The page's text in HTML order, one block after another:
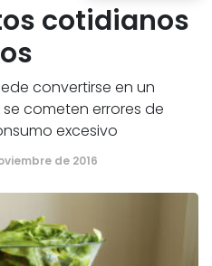
cotidianos
convertirse en un
cometen errores de
excesivo
de 2016